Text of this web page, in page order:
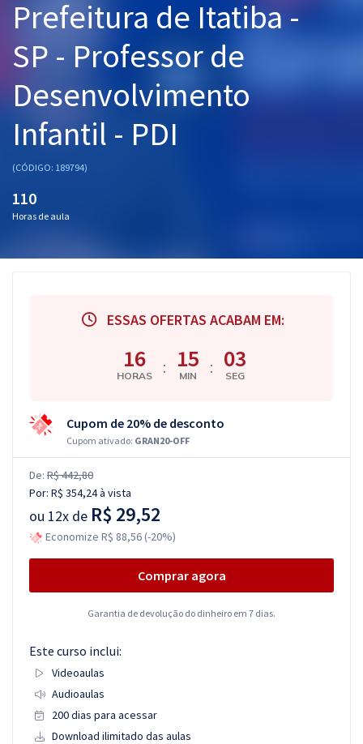
Pós
Graduação
OAB
Mentorias
Questões grátis
Conteúdo gratuito
Prefeitura de Itatiba -
SP - Professor de
Desenvolvimento
Infantil - PDI
(CÓDIGO: 189794)
110
Horas de aula
ESSAS OFERTAS ACABAM EM:
16
HORAS : 15
MIN : 02
SEG
Cupom de 20% de desconto
Cupom ativado: GRAN20-OFF
De: R$ 442,80
Por: R$ 354,24à vista
ou 12x de R$ 29,52
Economize R$ 88,56 (-20%)
Comprar agora
Garantia de devolução do dinheiro em 7 dias.
Este curso inclui:
Videoaulas
Audioaulas
200 dias para acessar
Download ilimitado das aulas